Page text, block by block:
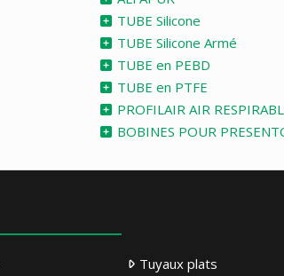
TUBE Silicone
TUBE Silicone Armé
TUBE en PEBD
TUBE en PTFE
PROFILAIR AIR
BOBINES POUR
Tuyaux plats